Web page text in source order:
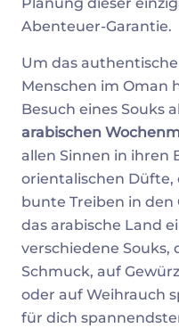
Planung dieser
Abenteuer-Garantie.
Um das
Menschen im Oman
Besuch eines Souks
arabischen
allen Sinnen in ihren
orientalischen Düfte,
bunte Treiben in den
das arabische Land
verschiedene Souks,
Schmuck, auf
oder auf Weihrauch
für dich